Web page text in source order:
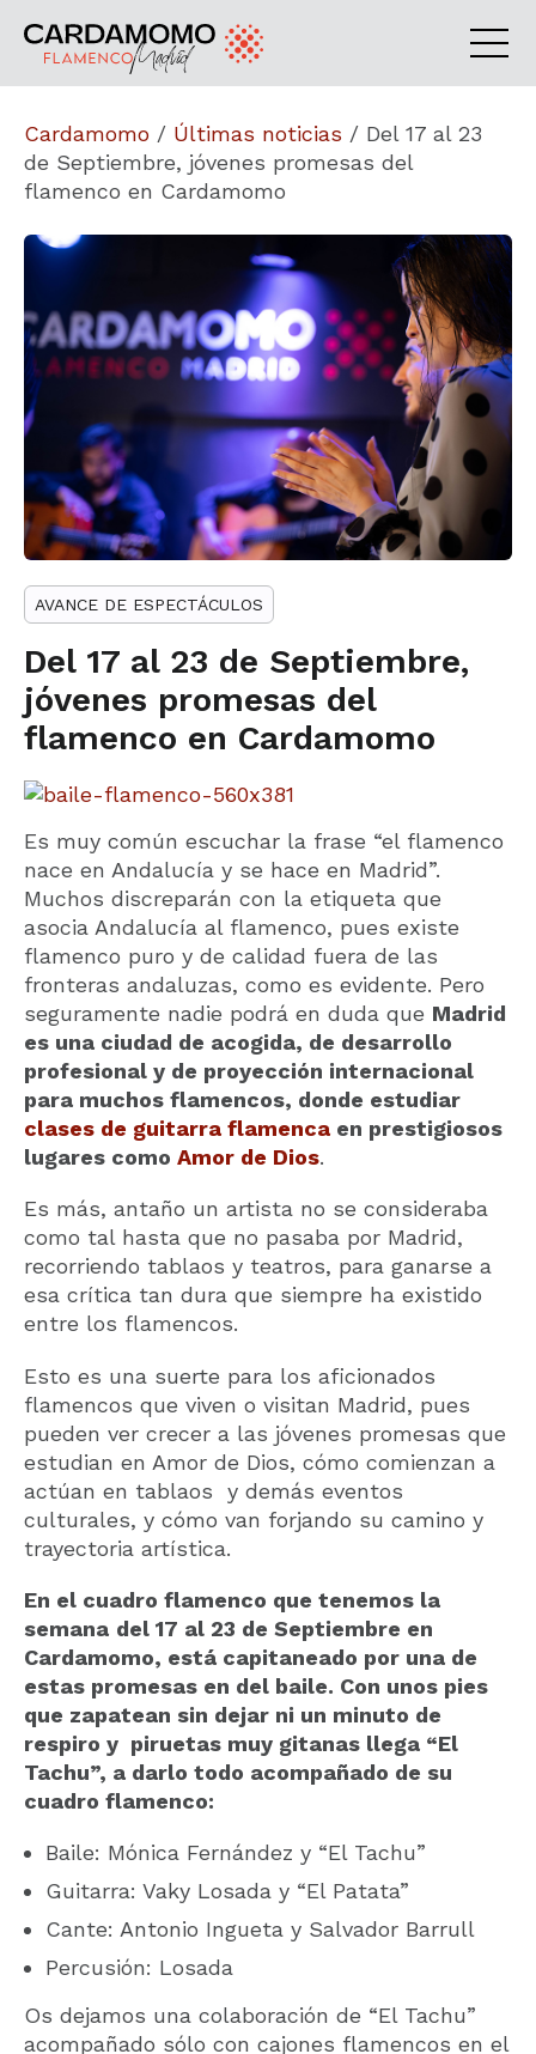
Cardamomo / Últimas noticias / Del 17 al 23
de Septiembre, jóvenes promesas del
flamenco en Cardamomo
AVANCE DE ESPECTÁCULOS
Del 17 al 23 de Septiembre,
jóvenes promesas del
flamenco en Cardamomo
Es muy común escuchar la frase “el flamenco
nace en Andalucía y se hace en Madrid”.
Muchos discreparán con la etiqueta que
asocia Andalucía al flamenco, pues existe
flamenco puro y de calidad fuera de las
fronteras andaluzas, como es evidente. Pero
seguramente nadie podrá en duda que Madrid
es una ciudad de acogida, de desarrollo
profesional y de proyección internacional
para muchos flamencos, donde estudiar
clases de guitarra flamenca en prestigiosos
lugares como Amor de Dios.
Es más, antaño un artista no se consideraba
como tal hasta que no pasaba por Madrid,
recorriendo tablaos y teatros, para ganarse a
esa crítica tan dura que siempre ha existido
entre los flamencos.
Esto es una suerte para los aficionados
flamencos que viven o visitan Madrid, pues
pueden ver crecer a las jóvenes promesas que
estudian en Amor de Dios, cómo comienzan a
actúan en tablaos y demás eventos
culturales, y cómo van forjando su camino y
trayectoria artística.
En el cuadro flamenco que tenemos la
semana del 17 al 23 de Septiembre en
Cardamomo, está capitaneado por una de
estas promesas en del baile. Con unos pies
que zapatean sin dejar ni un minuto de
respiro y piruetas muy gitanas llega “El
Tachu”, a darlo todo acompañado de su
cuadro flamenco:
Baile: Mónica Fernández y “El Tachu”
Guitarra: Vaky Losada y “El Patata”
Cante: Antonio Ingueta y Salvador Barrull
Percusión: Losada
Os dejamos una colaboración de “El Tachu”
acompañado sólo con cajones flamencos en el